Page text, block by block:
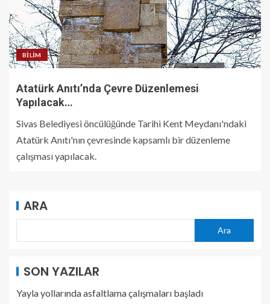
BILIM
Atatürk Anıtı’nda Çevre Düzenlemesi
Yapılacak…
Sivas Belediyesi öncülüğünde Tarihi Kent Meydanı'ndaki
Atatürk Anıtı'nın çevresinde kapsamlı bir düzenleme
çalışması yapılacak.
ARA
Ara
SON YAZILAR
Yayla yollarında asfaltlama çalışmaları başladı